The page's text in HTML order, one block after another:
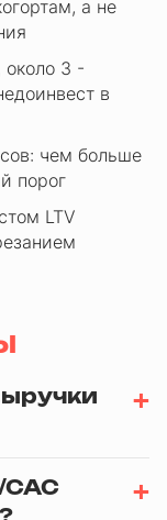
а не
3 -
в
чем больше
порог
LTV